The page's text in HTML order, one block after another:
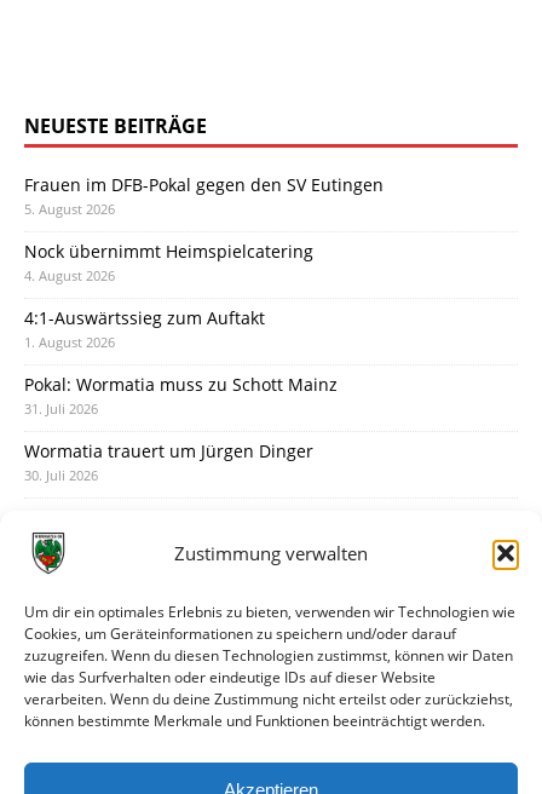
Zustimmung verwalten
Um dir ein optimales Erlebnis zu bieten, verwenden wir Technologien wie
Cookies, um Geräteinformationen zu speichern und/oder darauf
zuzugreifen. Wenn du diesen Technologien zustimmst, können wir Daten
wie das Surfverhalten oder eindeutige IDs auf dieser Website
verarbeiten. Wenn du deine Zustimmung nicht erteilst oder zurückziehst,
können bestimmte Merkmale und Funktionen beeinträchtigt werden.
Akzeptieren
NEUESTE BEITRÄGE
Frauen im DFB-Pokal gegen den SV Eutingen
5. August 2026
Nock übernimmt Heimspielcatering
4. August 2026
4:1-Auswärtssieg zum Auftakt
1. August 2026
Pokal: Wormatia muss zu Schott Mainz
31. Juli 2026
Wormatia trauert um Jürgen Dinger
30. Juli 2026
28. Juli 2026
28. Juli 2026
Neue Podcast-Folge: So tickt Björn!
27. Juli 2026
Eindrücke vom Stadionfest
Unterhaltsamer Abschlusstest mit später Niederlage